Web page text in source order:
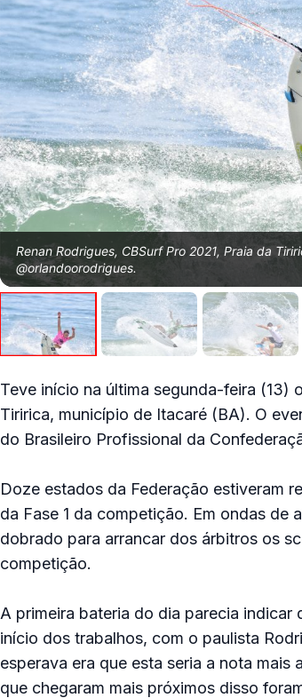
Renan Rodrigues, CBSurf Pro 2021, Praia da
@orlandoorodrigues.
Teve início na última segunda-feira (13)
Tiririca, município de Itacaré (BA). O
do Brasileiro Profissional da
Doze estados da Federação estiveram
da Fase 1 da competição. Em ondas de
dobrado para arrancar dos árbitros os
competição.
A primeira bateria do dia parecia indicar
início dos trabalhos, com o paulista
esperava era que esta seria a nota
que chegaram mais próximos disso